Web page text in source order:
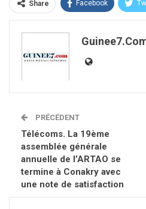
Share Facebook
PRÉCÉDENT
Télécoms. La 19ème
assemblée générale
annuelle de l’ARTAO se
termine à Conakry avec
une note de satisfaction